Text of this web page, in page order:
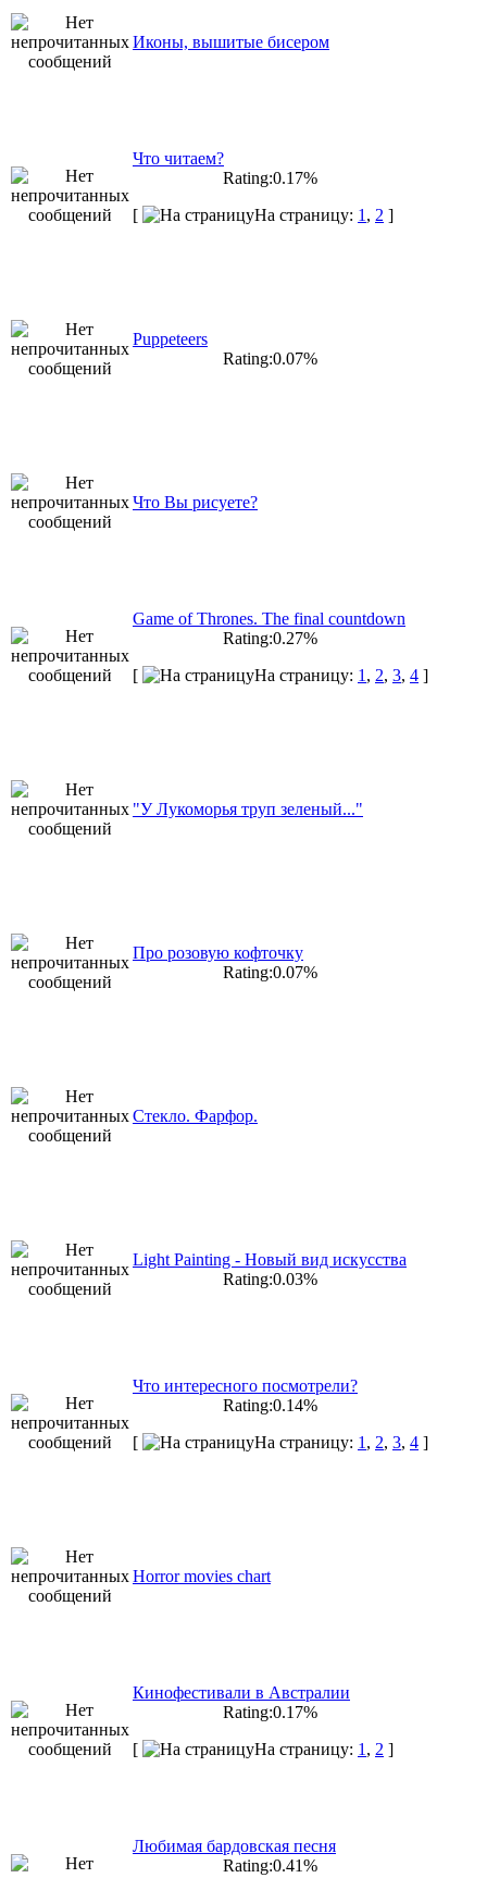
Иконы, вышитые бисером
Что читаем?
Rating:0.17%
[
На страницу: 1 , 2 ]
Puppeteers
Rating:0.07%
Что Вы рисуете?
Game of Thrones. The final countdown
Rating:0.27%
[
На страницу: 1 , 2, 3, 4 ]
"У Лукоморья труп зеленый..."
Про розовую кофточку
Rating:0.07%
Стекло. Фарфор.
Light Painting - Новый вид искусства
Rating:0.03%
Что интересного посмотрели?
Rating:0.14%
[
На страницу: 1 , 2, 3, 4 ]
Horror movies chart
Кинофестивали в Австралии
Rating:0.17%
[
На страницу: 1 , 2 ]
Любимая бардовская песня
Rating:0.41%